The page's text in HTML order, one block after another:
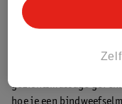
Geen zin, tijd of geld
gezichtsmassage
hoe je een